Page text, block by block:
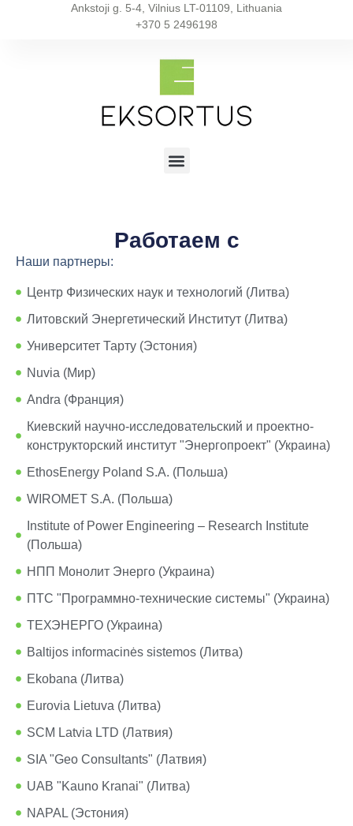
Ankstoji g. 5-4, Vilnius LT-01109, Lithuania
+370 5 2496198
Работаем с
Наши партнеры:
Центр Физических наук и технологий (Литва)
Литовский Энергетический Институт (Литва)
Университет Тарту (Эстония)
Nuvia (Мир)
Andra (Франция)
Киевский научно-исследовательский и проектно-
конструкторский институт "Энергопроект" (Украина)
EthosEnergy Poland S.A. (Польша)
WIROMET S.A. (Польша)
Institute of Power Engineering – Research Institute
(Польша)
НПП Монолит Энерго (Украина)
ПТС "Программно-технические системы" (Украина)
ТЕХЭНЕРГО (Украина)
Baltijos informacinės sistemos (Литва)
Ekobana (Литва)
Eurovia Lietuva (Литва)
SCM Latvia LTD (Латвия)
SIA "Geo Consultants" (Латвия)
UAB "Kauno Kranai" (Литва)
NAPAL (Эстония)